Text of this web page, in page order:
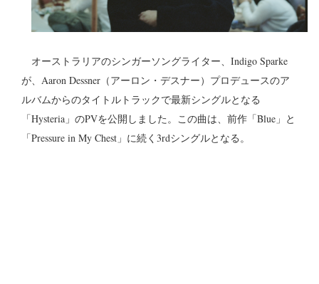
オーストラリアのシンガーソングライター、Indigo Sparke
が、Aaron Dessner（アーロン・デスナー）プロデュースのア
ルバムからのタイトルトラックで最新シングルとなる
「Hysteria」のPVを公開しました。この曲は、前作「Blue」と
「Pressure in My Chest」に続く3rdシングルとなる。